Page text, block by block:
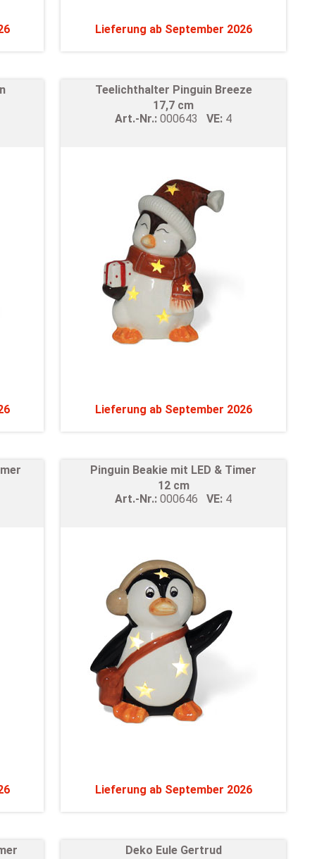
Lieferung ab September 2026
Teelichthalter Pinguin Breeze
17,7 cm
Art.-Nr.:000643VE: 4
Lieferung ab September 2026
Pinguin Beakie mit LED & Timer
12 cm
Art.-Nr.:000646VE: 4
Lieferung ab September 2026
Deko Eule Gertrud